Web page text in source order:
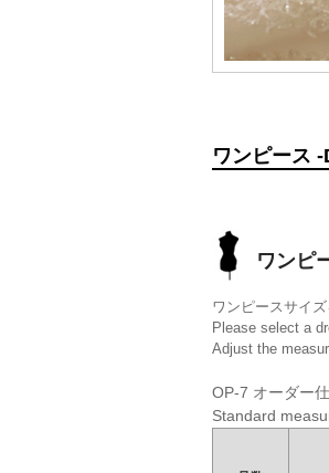
ワンピース
ワンピ
ワンピースサイ
Please select a
Adjust the
OP-7 オーダー
Standard